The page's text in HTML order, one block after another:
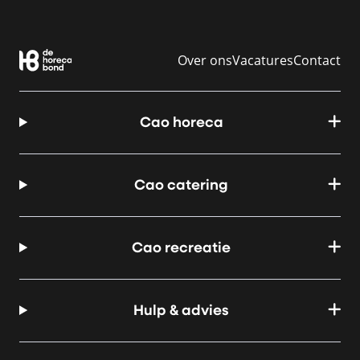
Over onsVacaturesContact
Cao horeca
Cao catering
Cao recreatie
Hulp & advies